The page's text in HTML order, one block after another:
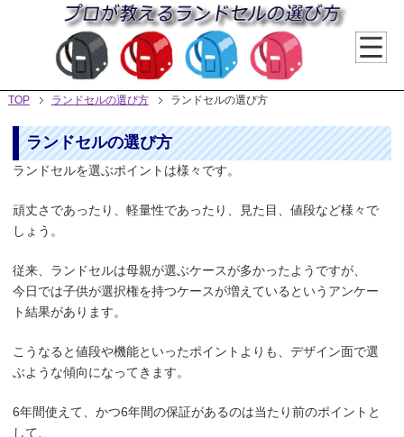
TOP ランドセルの選び方 ランドセルの選び方
ランドセルの選び方
ランドセルを選ぶポイントは様々です。
頑丈さであったり、軽量性であったり、見た目、値段など様々で
しょう。
従来、ランドセルは母親が選ぶケースが多かったようですが、
今日では子供が選択権を持つケースが増えているというアンケー
ト結果があります。
こうなると値段や機能といったポイントよりも、デザイン面で選
ぶような傾向になってきます。
6年間使えて、かつ6年間の保証があるのは当たり前のポイントと
して、